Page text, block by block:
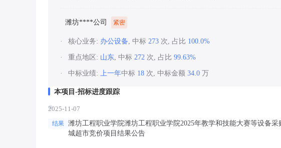
潍坊****公司 紧密
核心业务: 办公设备, 中标 273 次, 占比 100.0%
重点地区: 山东, 中标 272 次, 占比 99.63%
中标业绩: 上一年中标 18 次, 中标金额 34.0 万
本项目-招标进度跟踪
2025-11-07
结果 潍坊工程职业学院潍坊工程职业学院2025年教学和技能大赛等设备
城超市竞价项目结果公告